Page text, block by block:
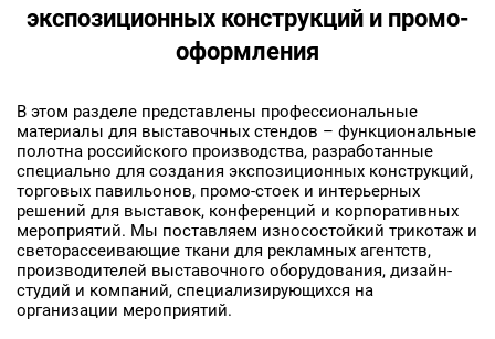
экспозиционных конструкций и промо-
оформления
В этом разделе представлены профессиональные
материалы для выставочных стендов – функциональные
полотна российского производства, разработанные
специально для создания экспозиционных конструкций,
торговых павильонов, промо-стоек и интерьерных
решений для выставок, конференций и корпоративных
мероприятий. Мы поставляем износостойкий трикотаж и
светорассеивающие ткани для рекламных агентств,
производителей выставочного оборудования, дизайн-
студий и компаний, специализирующихся на
организации мероприятий.